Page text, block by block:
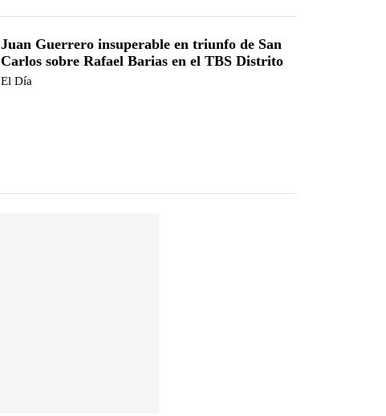
Juan Guerrero insuperable en triunfo de San
Carlos sobre Rafael Barias en el TBS Distrito
El Día